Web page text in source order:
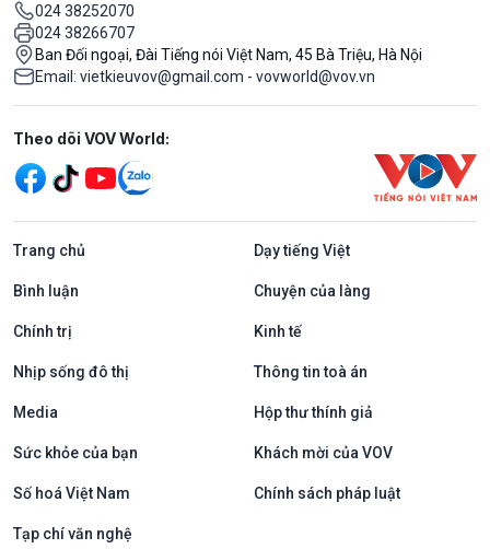
024 38252070
024 38266707
Ban Đối ngoại, Đài Tiếng nói Việt Nam, 45 Bà Triệu, Hà Nội
Email: vietkieuvov@gmail.com - vovworld@vov.vn
Mạng xã hội
Theo dõi VOV World:
Trang chủ Dạy tiếng Việt
Bình luận Chuyện của làng
Chính trị Kinh tế
Nhịp sống đô thị Thông tin toà án
Media Hộp thư thính giả
Sức khỏe của bạn Khách mời của VOV
Số hoá Việt Nam Chính sách pháp luật
Tạp chí văn nghệ